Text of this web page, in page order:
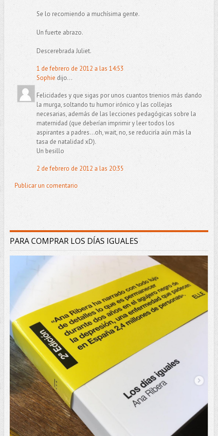
Se lo recomiendo a muchísima gente.
Un fuerte abrazo.
Descerebrada Juliet.
1 de febrero de 2012 a las 14:53
Sophie dijo...
Felicidades y que sigas por unos cuantos trienios más dando
la murga, soltando tu humor irónico y las collejas
necesarias, además de las lecciones pedagógicas sobre la
maternidad (que deberían imprimir y leer todos los
aspirantes a padres...oh, wait, no, se reduciría aún más la
tasa de natalidad xD).
Un besillo
2 de febrero de 2012 a las 20:35
Publicar un comentario
PARA COMPRAR LOS DÍAS IGUALES